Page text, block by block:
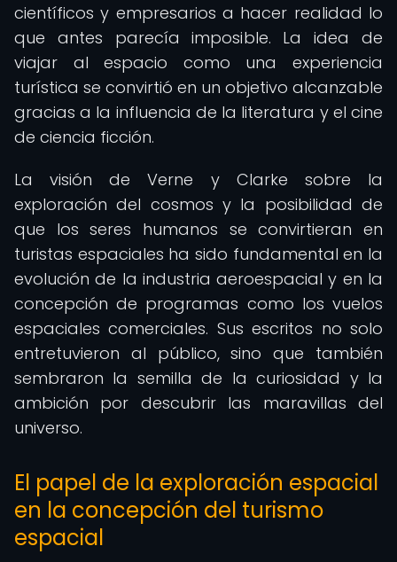
científicos y empresarios a hacer realidad lo
que antes parecía imposible. La idea de
viajar al espacio como una experiencia
turística se convirtió en un objetivo alcanzable
gracias a la influencia de la literatura y el cine
de ciencia ficción.
La visión de Verne y Clarke sobre la
exploración del cosmos y la posibilidad de
que los seres humanos se convirtieran en
turistas espaciales ha sido fundamental en la
evolución de la industria aeroespacial y en la
concepción de programas como los vuelos
espaciales comerciales. Sus escritos no solo
entretuvieron al público, sino que también
sembraron la semilla de la curiosidad y la
ambición por descubrir las maravillas del
universo.
El papel de la exploración espacial
en la concepción del turismo
espacial